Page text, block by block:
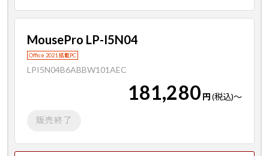
MousePro LP-I5N04
Office 2021 搭載PC
LPI5N04B6ABBW101AEC
181,280 円(税込)～
販売終了